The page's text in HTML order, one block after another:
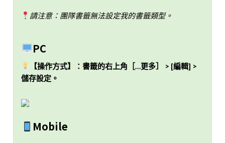
請注意：團隊書籤無法設定我的書籤類型。
PC
【操作方式】：書籤的右上角［…更多］ > [編輯] >
儲存設定。
Mobile